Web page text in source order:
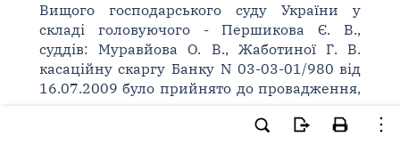
Вищого господарського суду України у
складі головуючого - Першикова Є. В.,
суддів: Муравйова О. В., Жаботиної Г. В.
касаційну скаргу Банку N 03-03-01/980 від
16.07.2009 було прийнято до провадження,